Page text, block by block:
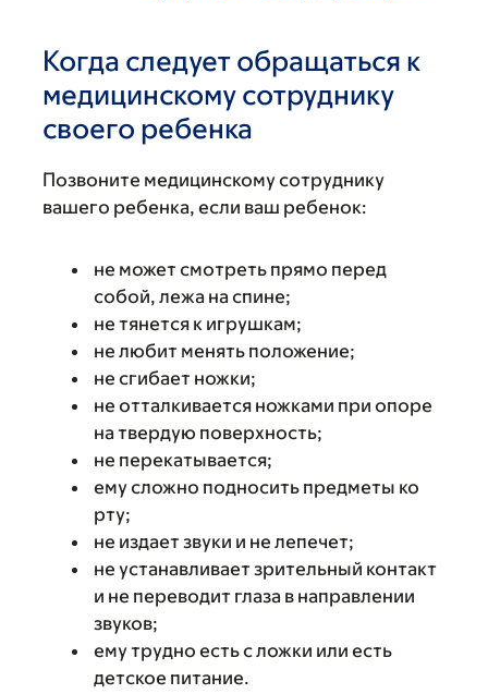
Когда следует обращаться к
медицинскому сотруднику
своего ребенка
Позвоните медицинскому сотруднику
вашего ребенка, если ваш ребенок:
не может смотреть прямо перед
собой, лежа на спине;
не тянется к игрушкам;
не любит менять положение;
не сгибает ножки;
не отталкивается ножками при опоре
на твердую поверхность;
не перекатывается;
ему сложно подносить предметы ко
рту;
не издает звуки и не лепечет;
не устанавливает зрительный контакт
и не переводит глаза в направлении
звуков;
ему трудно есть с ложки или есть
детское питание.